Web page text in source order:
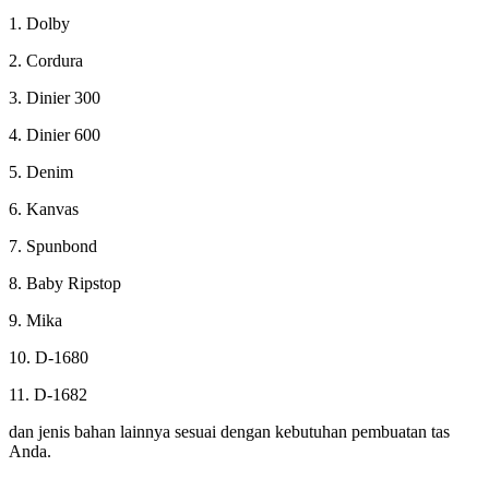
1. Dolby
2. Cordura
3. Dinier 300
4. Dinier 600
5. Denim
6. Kanvas
7. Spunbond
8. Baby Ripstop
9. Mika
10. D-1680
11. D-1682
dan jenis bahan lainnya sesuai dengan kebutuhan pembuatan tas
Anda.